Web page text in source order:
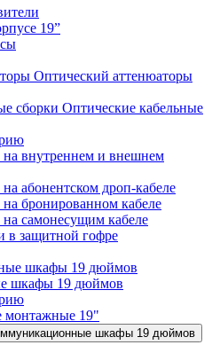
19”
Оптический аттенюаторы
Оптические кабельные
на внутреннем и внешнем
абонентском дроп-кабеле
на бронированном кабеле
на самонесущим кабеле
в защитной гофре
шкафы 19 дюймов
монтажные 19"
шкафы 19 дюймов